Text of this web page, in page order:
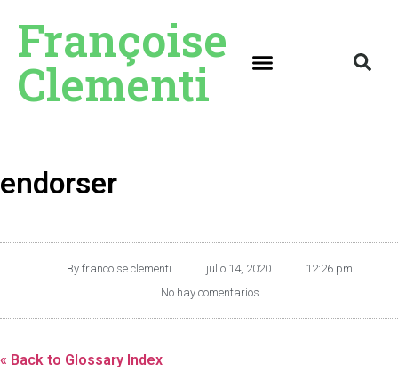
Françoise
Clementi
endorser
By francoise clementi julio 14, 2020
12:26 pm
No hay comentarios
« Back to Glossary Index